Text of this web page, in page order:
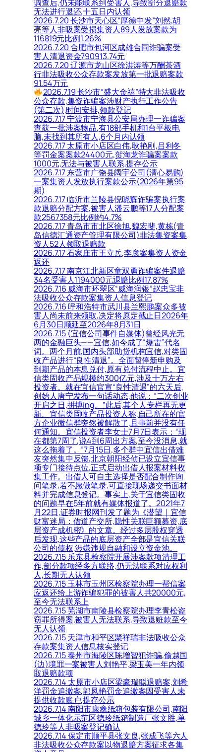
调查后,仍未能联系到受害人,导致部分退赔款
无法进行退还,十五日内认领
2026.7.20 长沙市天心区“厚德中发”刘然,胡
亮等人非吸案受损集资人89人发放案款为
116819元比例1.26%
2026.7.20 合肥市包河区成雄合同诈骗案受
害人清退资金790913.74元
2026.7.20 辽源市龙山区徐洪涛等万酬茶酒
行非法吸收公众存款案发放第一批退赔案款
91.54万元
2026.7.19 长沙市“盛大金禧”特大非法吸收
公众存款,集资诈骗案涉财产执行工作公告
(第二次),时间安排,领款登记
2026.7.17 宁波市宁海县公安局办理一诈骗案
查获一批涉案物品,有18部手机和1台平板电
脑,未找到其所有人,6个月内认领
2026.7.17 太原市小店区白伟,耿艳刚,吕利冬
等罚金案案款24400元,贺海龙诈骗案案款
1000元,无法与被害人联系,提存公示
2026.7.17 东营市广饶县阔宇公司(清心易购)
一案集资人发放执行案款公示(2026年第95
期)
2026.7.17 临沂市兰陵县倪晓辉诈骗案执行案
款退赔分配方案,被害人潘云鹏等17人分配案
款2567358元比例约4.7%
2026.7.17 青岛市市北区徐旭,魏宏斐,黄栋(青
岛信德汇通资产管理有限公司)非法集资案集
资人52人领取退赔款
2026.7.17 石家庄市王立兵,李彦案集资人资金
返还
2026.7.17 南京江北新区童双勇诈骗案件退赔
34名受害人1194000元退赔比例17.87%
2026.7.16 威海市环翠区“威海润银”赵忠宝非
法吸收公众存款案集资人信息登记
2026.7.16 呼和浩特市武川县兰熙鹏案众多被
害人尚未前来领取,决定将原定截止日2026年
6月30日顺延至2026年8月31日
2026.7.15 (宜信公司事件自媒体)曾经风光无
两的金融巨头——宜信,如今成了“爆雷”代名
词。两个月前,国内头部助贷机构宜信,对类固
收产品进行“良性清退”。全面暂停新申购及
到期产品的本息兑付,原有兑付流程中止。宜
信类固收产品规模约300亿元,涉及十万左右
投资者。就在宜信官宣“良性清退”的六天后,
创始人唐宁发布一句话动态,他说：“二次创业
开启之日,拼搏ing。”此后,其个人专栏再无更
新。宜信类固收产品投资人称,自己所在的官
方企业微信群突然被解散了,且事前并没有任
何通知。宜信投资者李女士7月7日表示：“现
在都第7周了,说4到6周出方案,至今没消息,就
这么拖着了。”7月15日,多个群中宜信出借难
友突然集中反馈,北京朝阳经侦已设立宜信事
项专门接待点位,正式启动出借人报案材料收
集工作。出借人可自主选择是否配合制作询
问笔录,若不愿做笔录,可直接现场递交书面材
料并完成信息登记。事实上,关于宜信类固收
的问题早在5年前就有媒体报道了。2021年7
月22日,证券时报网刊发了题为《潜望｜宜信
财富迷局：借道产交所,隐性关联巨额募资,底
层资产成机密》的文章。经过多层股权穿透
后发现,这些产品的底层资产全部是宜信关联
公司的债权,涉嫌违规自融和设立资金池。
2026.7.15 乐东县检察院开展涉案款项清理工
作,部分款项经多方联络,仍无法联系对应权利
人,长期无人认领
2026.7.15 玉林市玉州区检察院办理一帮信案
应返还给上游诈骗犯罪的被害人共20000元,
至今无法联系上
2026.7.15 芜湖市南陵县检察院办理李青松盗
窃罪所得案,被害人无法联系,导致退赃款至今
无人认领
2026.7.15 天津市和平区聚祥瑞非法吸收公众
存款案集资人信息核实登记
2026.7.15 泰州市海陵区陈增智犯诈骗,偷越国
(边)境罪一案被害人刘艳平,梁玉美一年内领
取退赔款项
2026.7.14 太原市小店区梁豪瑞聪退赔案,刘希
洋罚金追缴案,郭凤艳罚金追缴案因受害人未
提供收款账户,提存公示
2026.7.14 南阳市康鑫纸箱包装有限公司,南阳
城乡一体化示范区德玲纸箱制造厂张文胜,单
德玲等人非吸案登记确认
2026.7.14 保定市顺平县张文良,张成飞等六人
非法吸收公众存款案以物退赔方案征求各集